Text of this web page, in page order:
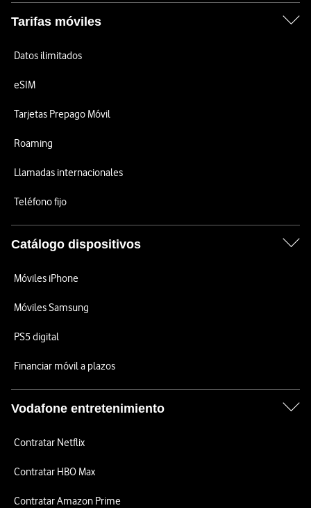
Tarifas móviles
Datos ilimitados
eSIM
Tarjetas Prepago Móvil
Roaming
Llamadas internacionales
Teléfono fijo
Catálogo dispositivos
Móviles iPhone
Móviles Samsung
PS5 digital
Financiar móvil a plazos
Vodafone entretenimiento
Contratar Netflix
Contratar HBO Max
Contratar Amazon Prime